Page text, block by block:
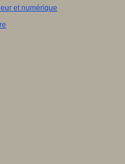
et numérique